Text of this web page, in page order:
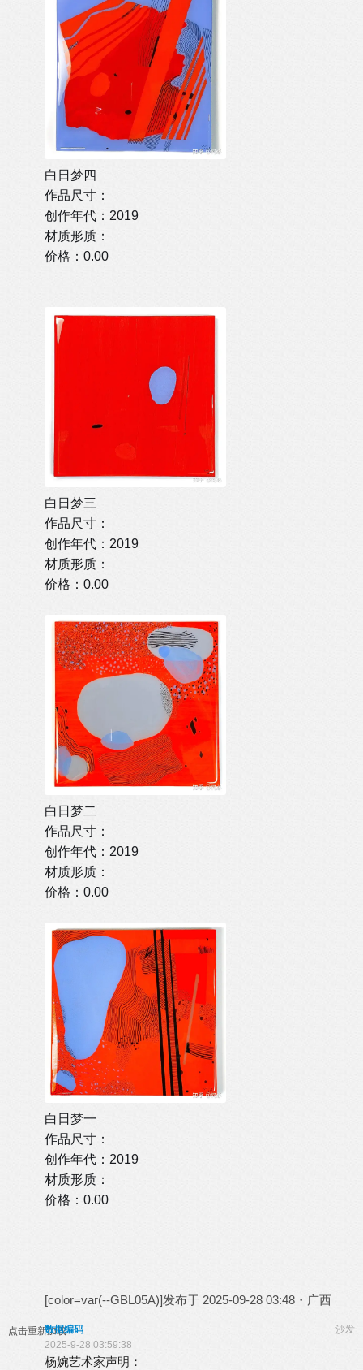
白日梦四
作品尺寸：
创作年代：2019
材质形质：
价格：0.00
白日梦三
作品尺寸：
创作年代：2019
材质形质：
价格：0.00
白日梦二
作品尺寸：
创作年代：2019
材质形质：
价格：0.00
白日梦一
作品尺寸：
创作年代：2019
材质形质：
价格：0.00
[color=var(--GBL05A)]发布于 2025-09-28 03:48・广西
点击重新加载 沙发
数据编码
2025-9-28 03:59:38
杨婉艺术家声明：